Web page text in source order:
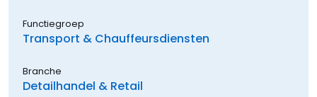
Functiegroep
Transport & Chauffeursdiensten
Branche
Detailhandel & Retail